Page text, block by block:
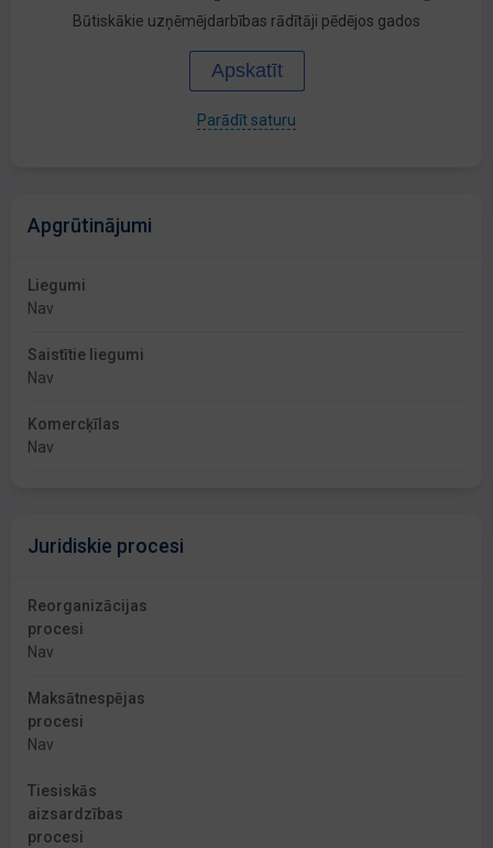
Būtiskākie uzņēmējdarbības rādītāji pēdējos gados
Apskatīt
Parādīt saturu
Apgrūtinājumi
Liegumi
Nav
Saistītie liegumi
Nav
Komercķīlas
Nav
Juridiskie procesi
Reorganizācijas
procesi
Nav
Maksātnespējas
procesi
Nav
Tiesiskās
aizsardzības
procesi